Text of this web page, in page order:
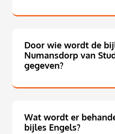
Door wie wordt de
Numansdorp van
gegeven?
Wat wordt er
bijles Engels?